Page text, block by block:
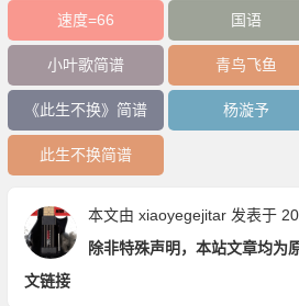
速度=66 国语
小叶歌简谱 青鸟飞鱼
《此生不换》简谱 杨漩予
此生不换简谱
本文由 xiaoyegejitar发表于
除非特殊声明，本站文章均为
文链接